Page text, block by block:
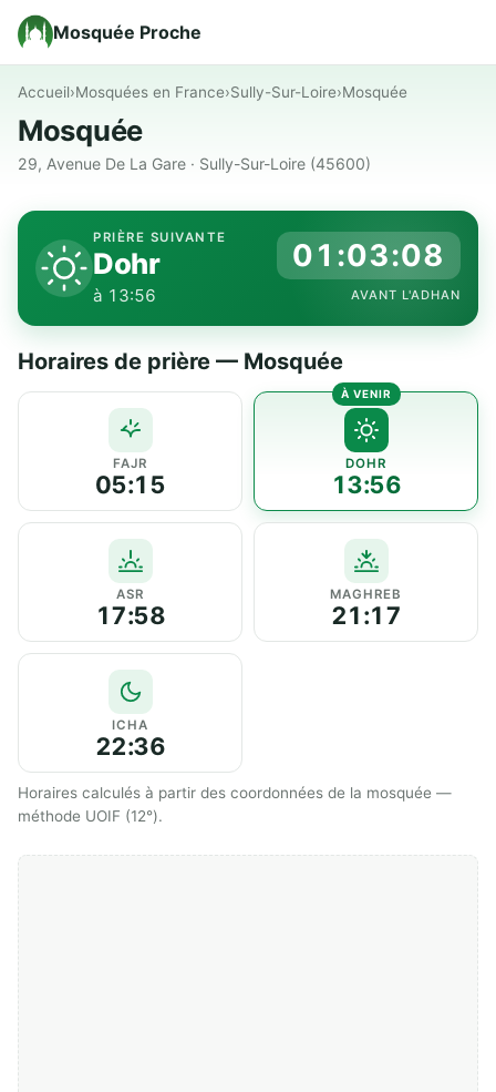
Mosquée Proche
Accueil›Mosquées en France›Sully-Sur-Loire›Mosquée
Mosquée
29, Avenue De La Gare · Sully-Sur-Loire (45600)
PRIÈRE SUIVANTE
Dohr
à 13:56
01:03:08
AVANT L'ADHAN
Horaires de prière — Mosquée
FAJR
05:15
DOHR
13:56
ASR
17:58
MAGHREB
21:17
ICHA
22:36
Horaires calculés à partir des coordonnées de la mosquée —
méthode UOIF (12°).